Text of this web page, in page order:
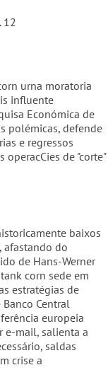
12
urna moratoria
influente
Económica de
polémicas, defende
e regressos
de "corte"
baixos
afastando do
de Hans-Werner
corn sede em
estratégias de
Central
europeia
e-mail, salienta a
saldas
crise a